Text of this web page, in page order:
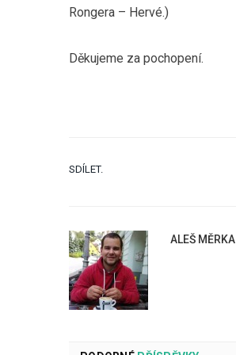
Rongera – Hervé.)
Děkujeme za pochopení.
SDÍLET.
ALEŠ MĚRKA